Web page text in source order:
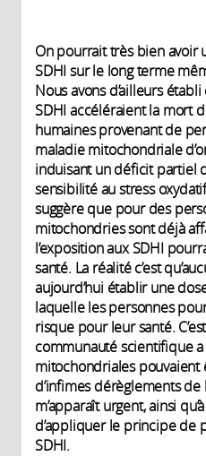
On pourrait très bien avoir
SDHI sur le long terme
Nous avons d’ailleurs
SDHI accéléraient la mort
humaines provenant de
maladie mitochondriale
induisant un déficit partiel
sensibilité au stress
suggère que pour des
mitochondries sont déjà
l’exposition aux SDHI
santé. La réalité c’est
aujourd’hui établir une
laquelle les personnes
risque pour leur santé.
communauté scientifique
mitochondriales
d’infimes dérèglements de
m’apparaît urgent, ainsi
d’appliquer le principe de
SDHI.